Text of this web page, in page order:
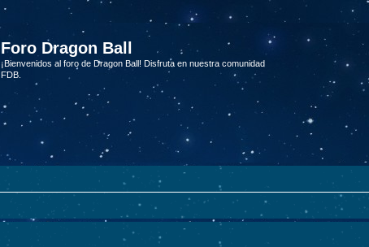
Foro Dragon Ball
¡Bienvenidos al foro de Dragon Ball! Disfruta en nuestra comunidad
FDB.